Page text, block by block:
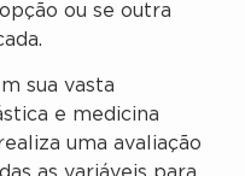
ou se outra
sua vasta
e medicina
uma avaliação